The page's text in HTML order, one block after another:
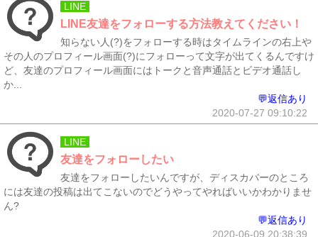
LINE
LINE友達をフォローする方法教えてください！
知らない人(?)をフォローする時はタイムラインの右上や
その人のプロフィール画面(?)にフォローって文字が出てくるんですけ
ど、友達のプロフィール画面にはトークと音声通話とビデオ通話し
か...
💬返信あり
2020-07-27 09:10:22
LINE
友達をフォローしたい
友達をフォローしたいんですが、ディスカバーのところ
には友達の投稿は出てこないのでどうやってやればいいかわかりませ
ん?
💬返信あり
2020-06-09 20:38:39